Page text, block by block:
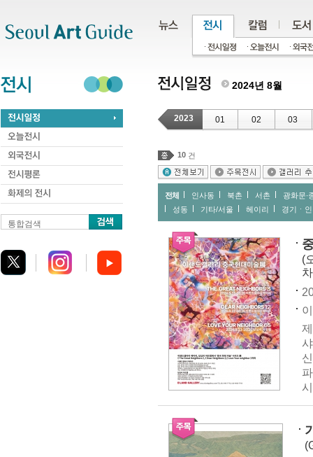
통합검색
2024년 8월
2023 01 02 03
10 건
전체 인사동 북촌 서촌
광화문∙
성동
기타/서울 헤이리 경기ㆍ
(